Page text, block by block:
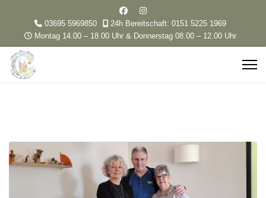
03695 5969850
24h Bereitschaft: 0151 5225 1969
Montag 14.00 – 18.00 Uhr & Donnerstag 08.00 – 12.00 Uhr